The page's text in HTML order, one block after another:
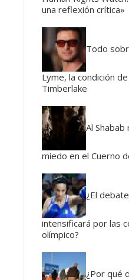
una reflexión crítica»
Todo
Lyme, la condición
Timberlake
Al
miedo en el Cuerno
¿El
intensificará por las
olímpico?
¿Por qué